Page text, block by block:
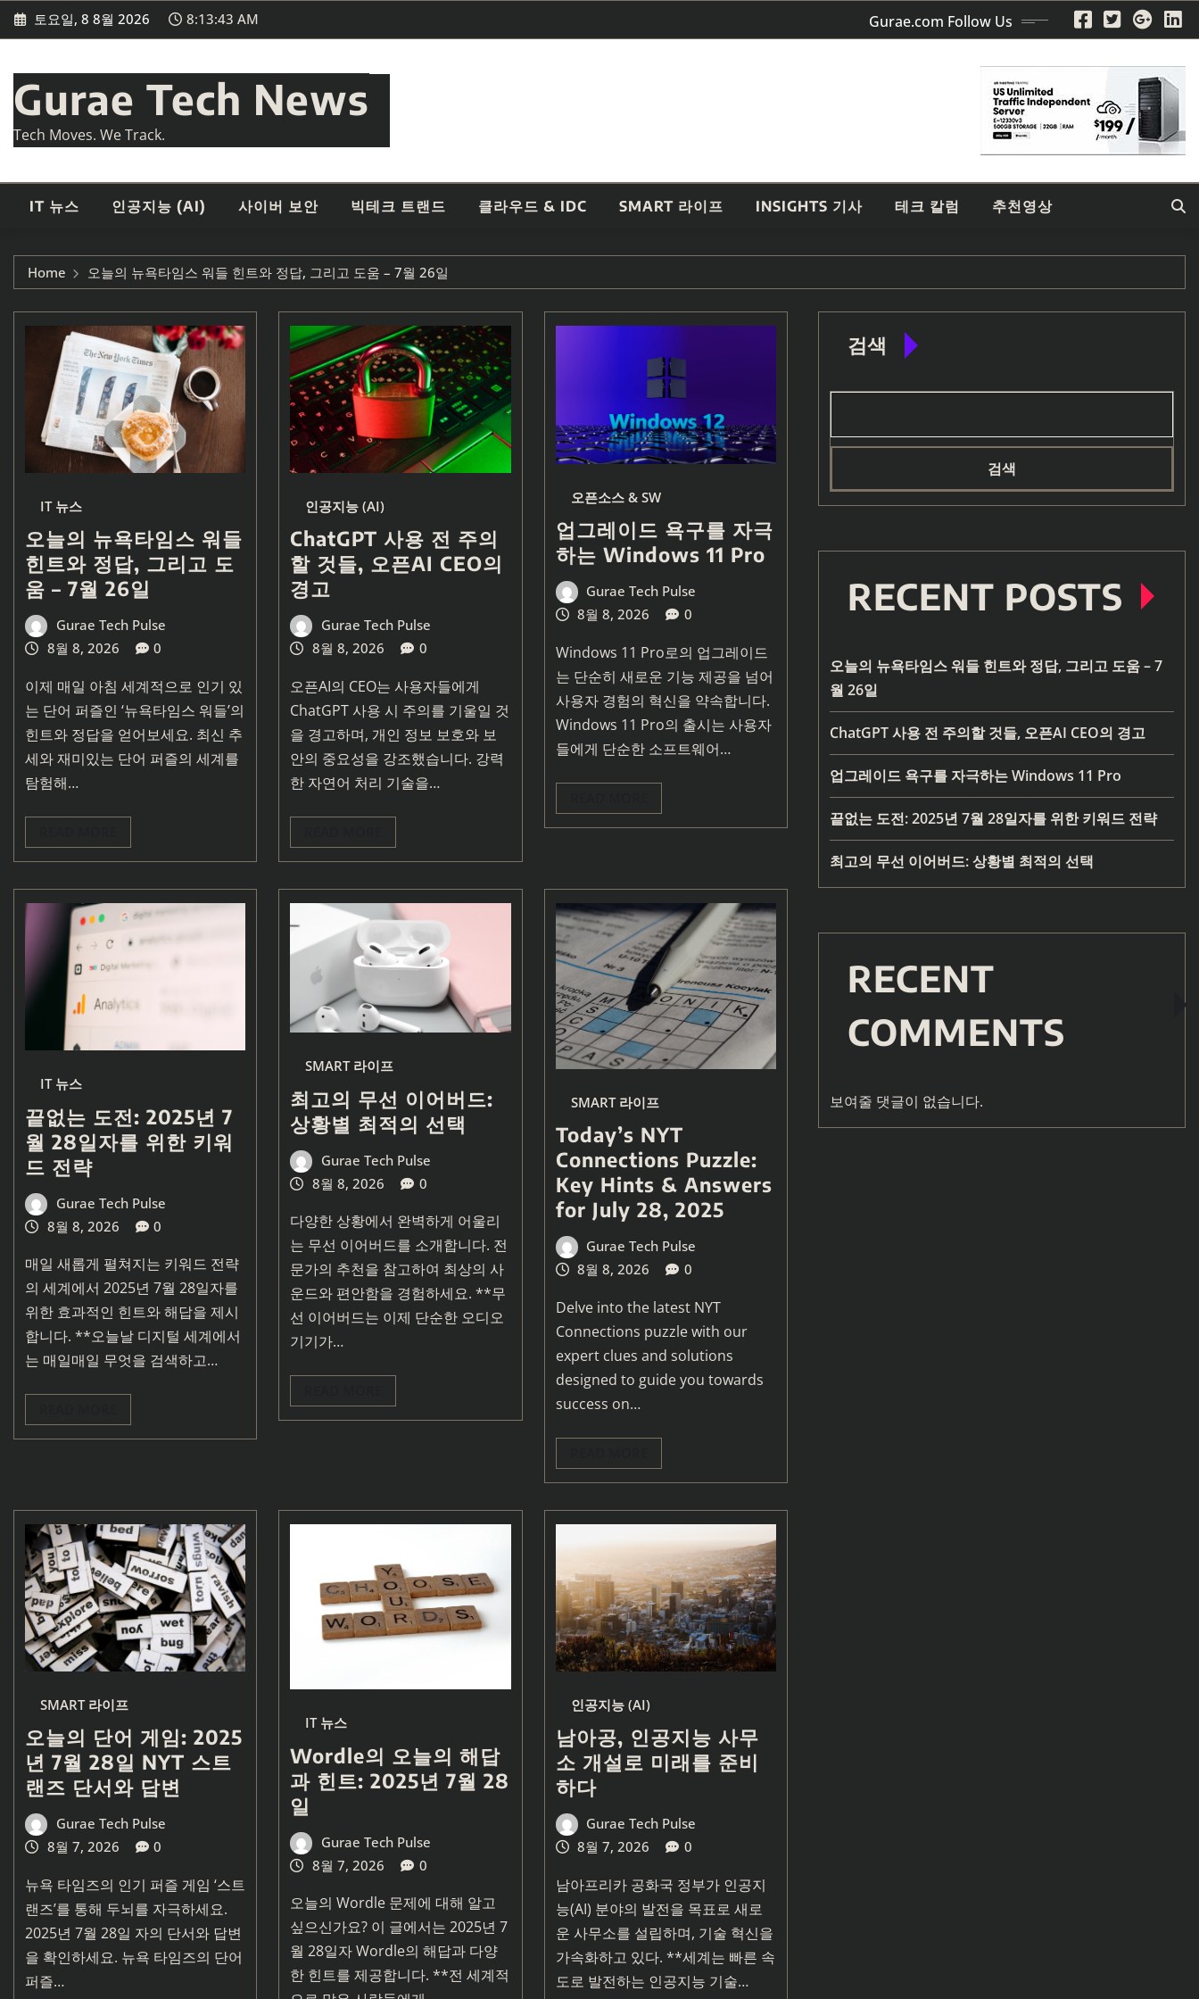
Skip
to
토요일, 8 8월 2026 8:13:44 AM Gurae.com Follow Us
Gurae Tech News
Tech Moves. We Track.
IT 뉴스 인공지능 (AI) 사이버 보안 빅테크 트랜드 클라우드 & IDC SMART 라이프 INSIGHTS 기사 테크 칼럼 추천영상
Home 오늘의 뉴욕타임스 워들 힌트와 정답, 그리고 도움 – 7월 26일
IT 뉴스
오늘의 뉴욕타임스 워들
힌트와 정답, 그리고 도
움 – 7월 26일
Gurae Tech Pulse
8월 8, 2026
0
이제 매일 아침 세계적으로 인기 있
는 단어 퍼즐인 ‘뉴욕타임스 워들’의
힌트와 정답을 얻어보세요. 최신 추
세와 재미있는 단어 퍼즐의 세계를
탐험해…
인공지능 (AI)
ChatGPT 사용 전 주의
할 것들, 오픈AI CEO의
경고
Gurae Tech Pulse
8월 8, 2026
0
오픈AI의 CEO는 사용자들에게
ChatGPT 사용 시 주의를 기울일 것
을 경고하며, 개인 정보 보호와 보
안의 중요성을 강조했습니다. 강력
한 자연어 처리 기술을…
오픈소스 & SW
업그레이드 욕구를 자극
하는 Windows 11 Pro
Gurae Tech Pulse
8월 8, 2026
0
Windows 11 Pro로의 업그레이드
는 단순히 새로운 기능 제공을 넘어
사용자 경험의 혁신을 약속합니다.
Windows 11 Pro의 출시는 사용자
들에게 단순한 소프트웨어…
IT 뉴스
끝없는 도전: 2025년 7
월 28일자를 위한 키워
드 전략
Gurae Tech Pulse
8월 8, 2026
0
매일 새롭게 펼쳐지는 키워드 전략
의 세계에서 2025년 7월 28일자를
위한 효과적인 힌트와 해답을 제시
합니다. **오늘날 디지털 세계에서
는 매일매일 무엇을 검색하고…
SMART 라이프
최고의 무선 이어버드:
상황별 최적의 선택
Gurae Tech Pulse
8월 8, 2026
0
다양한 상황에서 완벽하게 어울리
는 무선 이어버드를 소개합니다. 전
문가의 추천을 참고하여 최상의 사
운드와 편안함을 경험하세요. **무
선 이어버드는 이제 단순한 오디오
기기가…
SMART 라이프
Today’s NYT
Connections Puzzle:
Key Hints & Answers
for July 28, 2025
Gurae Tech Pulse
8월 8, 2026
0
Delve into the latest NYT
Connections puzzle with our
expert clues and solutions
designed to guide you towards
success on…
SMART 라이프
오늘의 단어 게임: 2025
년 7월 28일 NYT 스트
랜즈 단서와 답변
Gurae Tech Pulse
8월 7, 2026
0
뉴욕 타임즈의 인기 퍼즐 게임 ‘스트
랜즈’를 통해 두뇌를 자극하세요.
2025년 7월 28일 자의 단서와 답변
을 확인하세요. 뉴욕 타임즈의 단어
퍼즐…
IT 뉴스
Wordle의 오늘의 해답
과 힌트: 2025년 7월 28
일
Gurae Tech Pulse
8월 7, 2026
0
오늘의 Wordle 문제에 대해 알고
싶으신가요? 이 글에서는 2025년 7
월 28일자 Wordle의 해답과 다양
한 힌트를 제공합니다. **전 세계적
인공지능 (AI)
남아공, 인공지능 사무
소 개설로 미래를 준비
하다
Gurae Tech Pulse
8월 7, 2026
0
남아프리카 공화국 정부가 인공지
능(AI) 분야의 발전을 목표로 새로
운 사무소를 설립하며, 기술 혁신을
가속화하고 있다. **세계는 빠른 속
도로 발전하는 인공지능 기술…
검색
검색
RECENT POSTS
오늘의 뉴욕타임스 워들 힌트와 정답, 그리고 도움 – 7
월 26일
ChatGPT 사용 전 주의할 것들, 오픈AI CEO의 경고
업그레이드 욕구를 자극하는 Windows 11 Pro
끝없는 도전: 2025년 7월 28일자를 위한 키워드 전략
최고의 무선 이어버드: 상황별 최적의 선택
RECENT
COMMENTS
보여줄 댓글이 없습니다.